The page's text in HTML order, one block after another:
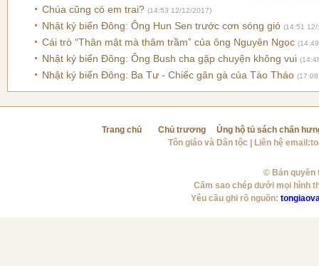
Chúa cũng có em trai? (14:53 12/12/2017)
Nhật ký biển Đông: Ông Hun Sen trước cơn sóng gió (14:51
Cái trò “Thân mật mà thâm trầm” của ông Nguyên Ngọc
Nhật ký biển Đông: Ông Bush cha gặp chuyện không vui
Nhật ký biển Đông: Ba Tư - Chiếc gân gà của Tào Tháo
Trang chủ Chủ trương
Ủng hộ tủ sách chấn
Tôn giáo và Dân tộc | Liên hệ email:
© Bản quyền
Cấm sao chép dưới mọi hình
Yêu cầu ghi rõ nguồn: